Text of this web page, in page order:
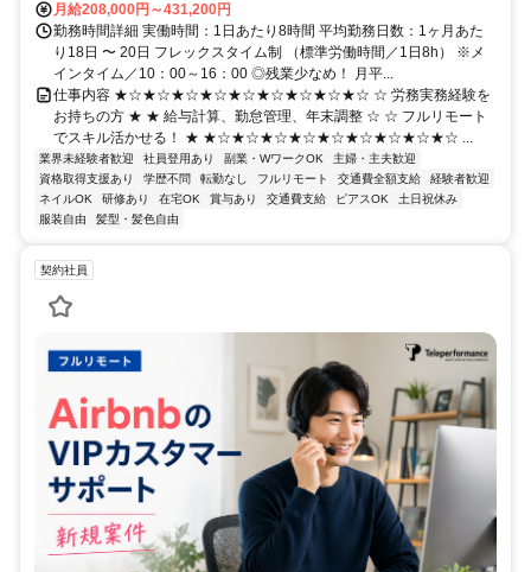
月給208,000円～431,200円
勤務時間詳細 実働時間：1日あたり8時間 平均勤務日数：1ヶ月あた
り18日 〜 20日 フレックスタイム制 （標準労働時間／1日8h） ※メ
インタイム／10：00～16：00 ◎残業少なめ！ 月平...
仕事内容 ★☆★☆★☆★☆★☆★☆★☆★☆★☆ ☆ 労務実務経験を
お持ちの方 ★ ★ 給与計算、勤怠管理、年末調整 ☆ ☆ フルリモート
でスキル活かせる！ ★ ★☆★☆★☆★☆★☆★☆★☆★☆★☆ ...
業界未経験者歓迎 社員登用あり 副業・WワークOK
主婦・主夫歓迎
資格取得支援あり
学歴不問 転勤なし フルリモート 交通費全額支給
経験者歓迎
ネイルOK
研修あり 在宅OK 賞与あり 交通費支給 ピアスOK
土日祝休み
服装自由
髪型・髪色自由
契約社員